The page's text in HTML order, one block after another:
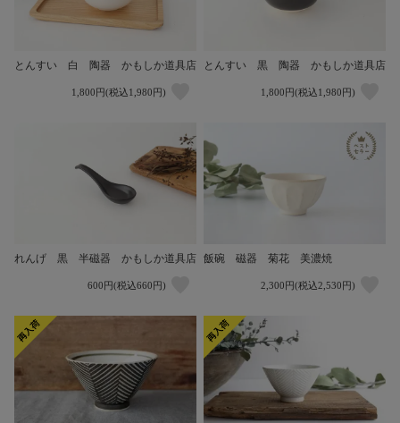
とんすい 白 陶器 かもしか道具店
1,800円(税込1,980円)
とんすい 黒 陶器 かもしか道具店
1,800円(税込1,980円)
れんげ 黒 半磁器 かもしか道具店
600円(税込660円)
飯碗 磁器 菊花 美濃焼
2,300円(税込2,530円)